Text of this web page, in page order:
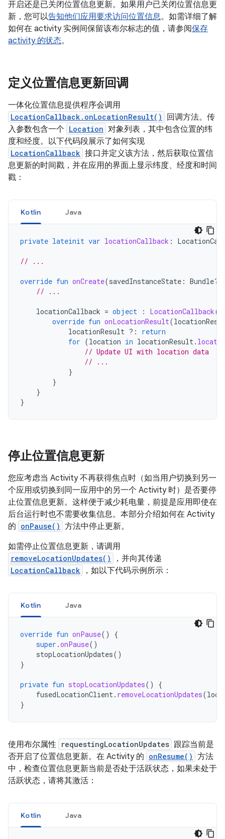
开启还是已关闭位置信息更新。如果用户已关闭位置信息更
新，您可以告知他们应用要求访问位置信息。如需详细了解
如何在 activity 实例间保留该布尔标志的值，请参阅保存
activity 的状态。
定义位置信息更新回调
一体化位置信息提供程序会调用
LocationCallback.onLocationResult()
回调方法。传
入参数包含一个 Location 对象列表，其中包含位置的纬
度和经度。以下代码段展示了如何实现
LocationCallback 接口并定义该方法，然后获取位置信
息更新的时间戳，并在应用的界面上显示纬度、经度和时间
戳：
Kotlin Java
private lateinit var locationCallback :
// ...
override fun onCreate(savedInstanceState : Bundle?)
// ...
locationCallback = object : LocationCallback()
override fun onLocationResult(
locationResult ?:
return
for (location in locationResult.
// Update UI with location data
// ...
}
}
}
}
停止位置信息更新
您应考虑当 Activity 不再获得焦点时（如当用户切换到另一
个应用或切换到同一应用中的另一个 Activity 时）是否要停
止位置信息更新。这样便于减少耗电量，前提是应用即使在
后台运行时也不需要收集信息。本部分介绍如何在 Activity
的 onPause() 方法中停止更新。
如需停止位置信息更新，请调用
removeLocationUpdates() ，并向其传递
LocationCallback ，如以下代码示例所示：
Kotlin Java
override fun onPause()
{
super .onPause()
stopLocationUpdates()
}
private fun stopLocationUpdates()
{
fusedLocationClient. removeLocationUpdates(
}
使用布尔属性 requestingLocationUpdates 跟踪当前是
否开启了位置信息更新。在 Activity 的 onResume() 方法
中，检查位置信息更新当前是否处于活跃状态，如果未处于
活跃状态，请将其激活：
Kotlin Java